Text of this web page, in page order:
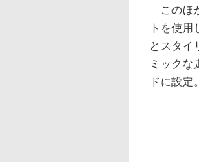
このほ
トを使
とスタイ
ミックな
ドに設定